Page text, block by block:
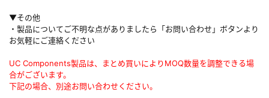
▼その他
・製品についてご不明な点がありましたら「お問い合わせ」ボタンより
お気軽にご連絡ください
UC Components製品は、まとめ買いによりMOQ数量を調整できる場
合がございます。
下記の場合、別途お問い合わせください。